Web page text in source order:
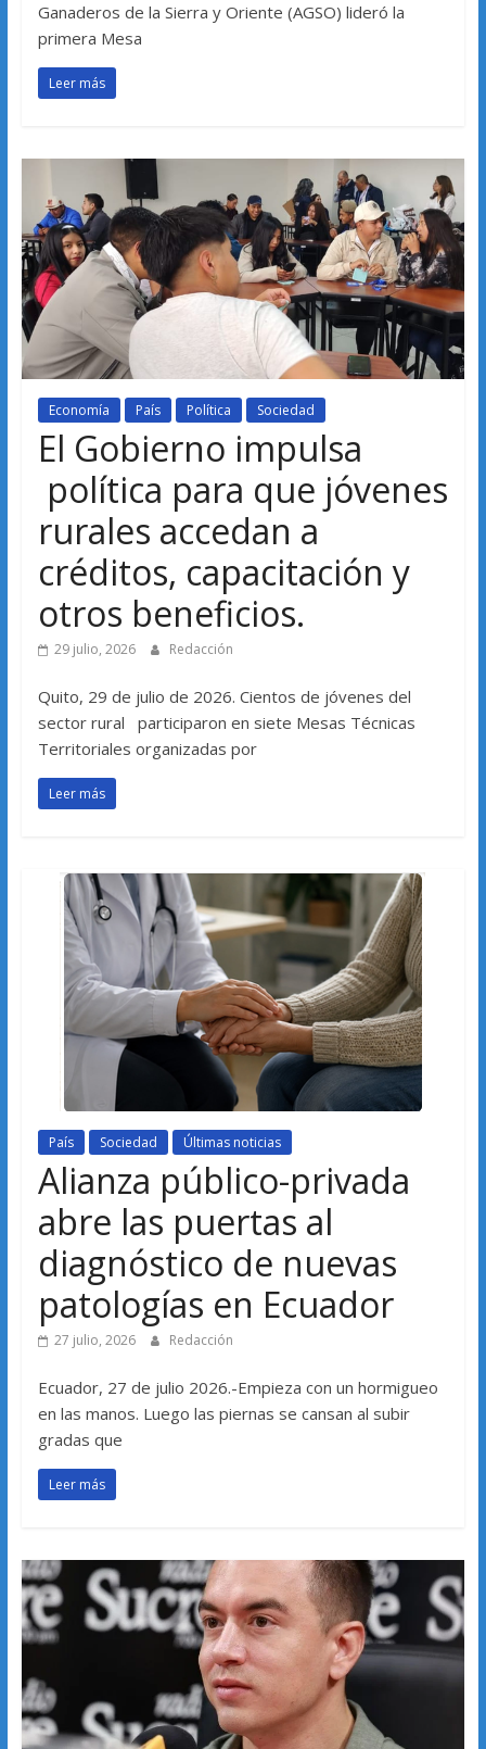
Ganaderos de la Sierra y Oriente (AGSO) lideró la
primera Mesa
Leer más
Economía País Política Sociedad
El Gobierno impulsa
política para que jóvenes
rurales accedan a
créditos, capacitación y
otros beneficios.
29 julio, 2026 Redacción
Quito, 29 de julio de 2026. Cientos de jóvenes del
sector rural participaron en siete Mesas Técnicas
Territoriales organizadas por
Leer más
País Sociedad Últimas noticias
Alianza público-privada
abre las puertas al
diagnóstico de nuevas
patologías en Ecuador
27 julio, 2026 Redacción
Ecuador, 27 de julio 2026.-Empieza con un hormigueo
en las manos. Luego las piernas se cansan al subir
gradas que
Leer más